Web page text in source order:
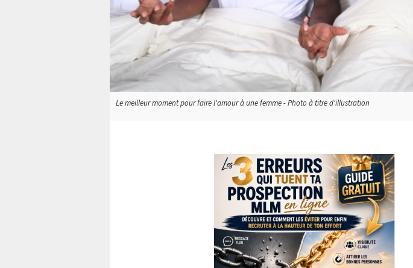
Le meilleur moment pour faire l'amour à une femme - Photo à titre d'illustration